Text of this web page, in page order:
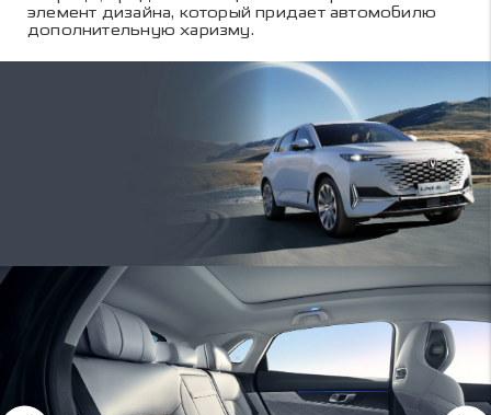
элемент дизайна, который придает автомобилю
дополнительную харизму.